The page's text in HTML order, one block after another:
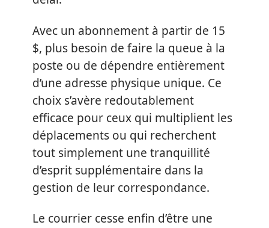
Avec un abonnement à partir de 15
$, plus besoin de faire la queue à la
poste ou de dépendre entièrement
d’une adresse physique unique. Ce
choix s’avère redoutablement
efficace pour ceux qui multiplient les
déplacements ou qui recherchent
tout simplement une tranquillité
d’esprit supplémentaire dans la
gestion de leur correspondance.
Le courrier cesse enfin d’être une